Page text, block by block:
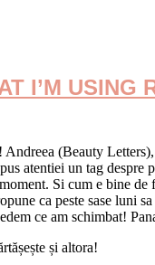
I’M USING
Andreea (Beauty
atentiei un tag despre
Si cum e bine de
ca peste sase luni
ce am schimbat!
și altora!